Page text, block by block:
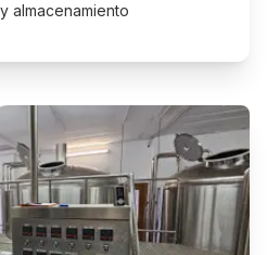
almacenamiento